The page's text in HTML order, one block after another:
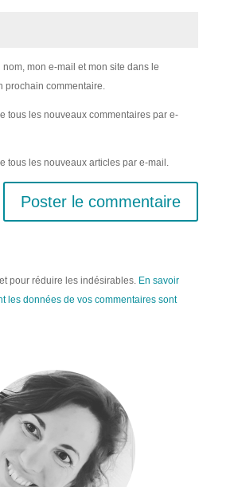
nom, mon e-mail et mon site dans le
prochain commentaire.
tous les nouveaux commentaires par e-
tous les nouveaux articles par e-mail.
pour réduire les indésirables. En savoir
les données de vos commentaires sont